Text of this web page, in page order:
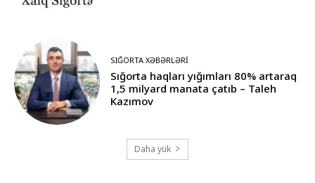
SIĞORTA XƏBƏRLƏRI
Sığorta haqları yığımları 80% artaraq
1,5 milyard manata çatıb – Taleh
Kazımov
Daha yük